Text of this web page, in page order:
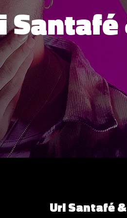
Uri Santafé